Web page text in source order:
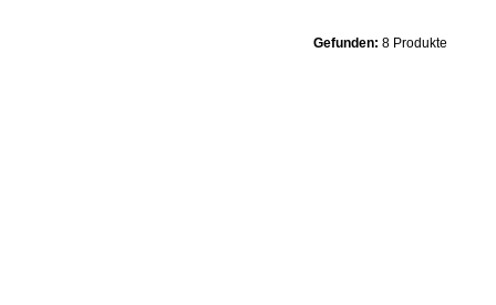
Gefunden: 8 Produkte